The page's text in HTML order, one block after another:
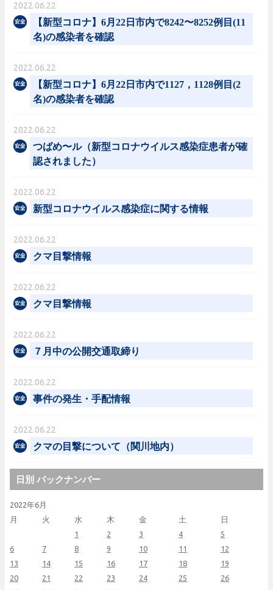
2022.06.22
【新型コロナ】6月22日市内で8242〜8252例目(11
名)の感染者を確認
2022.06.22
【新型コロナ】6月22日市内で1127，1128例目(2
名)の感染者を確認
2022.06.22
つばめ〜ル（新型コロナウイルス感染症患者が確
認されました）
2022.06.22
新型コロナウイルス感染症に関する情報
2022.06.22
クマ目撃情報
2022.06.22
クマ目撃情報
2022.06.22
７月中の公開交通取締り
2022.06.22
事件の発生・手配情報
2022.06.22
クマの目撃について（関川地内）
日別 バックナンバー
2022年6月
月
火 水 木 金 土 日
1 2 3 4
5
6
7 8 9 10 11
12
13
14 15 16 17 18
19
20
21 22 23 24 25
26